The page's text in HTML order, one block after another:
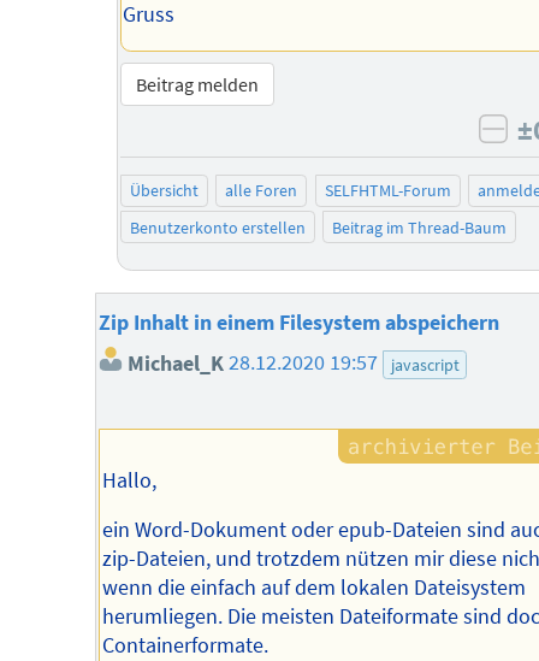
Gruss
Beitrag melden
Übersicht alle Foren SELFHTML-Forum
Benutzerkonto erstellen
Beitrag im Thread-Baum
Zip Inhalt in einem Filesystem abspeichern
Michael_K28.12.2020 19:57 javascript
Hallo,
ein Word-Dokument oder epub-Dateien sind
zip-Dateien, und trotzdem nützen mir diese
wenn die einfach auf dem lokalen Dateisystem
herumliegen. Die meisten Dateiformate sind
Containerformate.